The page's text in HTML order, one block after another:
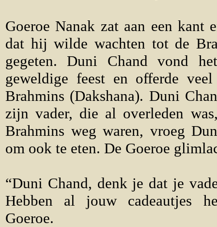
Goeroe Nanak zat aan een kant
dat hij wilde wachten tot de
gegeten. Duni Chand vond
geweldige feest en offerde
Brahmins (Dakshana). Duni
zijn vader, die al overleden
Brahmins weg waren, vroeg
om ook te eten. De Goeroe
“Duni Chand, denk je dat je
Hebben al jouw cadeautjes
Goeroe.